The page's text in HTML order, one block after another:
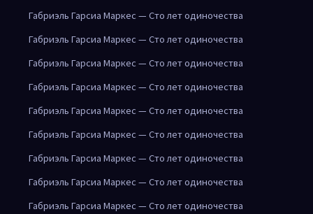
Габриэль Гарсиа Маркес — Сто лет одиночества
Габриэль Гарсиа Маркес — Сто лет одиночества
Габриэль Гарсиа Маркес — Сто лет одиночества
Габриэль Гарсиа Маркес — Сто лет одиночества
Габриэль Гарсиа Маркес — Сто лет одиночества
Габриэль Гарсиа Маркес — Сто лет одиночества
Габриэль Гарсиа Маркес — Сто лет одиночества
Габриэль Гарсиа Маркес — Сто лет одиночества
Габриэль Гарсиа Маркес — Сто лет одиночества